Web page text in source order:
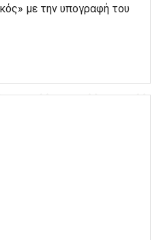
με την υπογραφή του